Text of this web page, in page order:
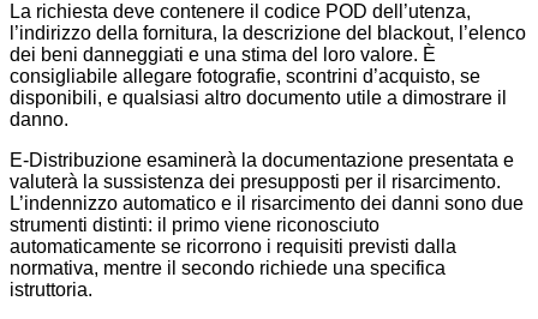
La richiesta deve contenere il codice POD dell’utenza,
l’indirizzo della fornitura, la descrizione del blackout, l’elenco
dei beni danneggiati e una stima del loro valore. È
consigliabile allegare fotografie, scontrini d’acquisto, se
disponibili, e qualsiasi altro documento utile a dimostrare il
danno.
E-Distribuzione esaminerà la documentazione presentata e
valuterà la sussistenza dei presupposti per il risarcimento.
L’indennizzo automatico e il risarcimento dei danni sono due
strumenti distinti: il primo viene riconosciuto
automaticamente se ricorrono i requisiti previsti dalla
normativa, mentre il secondo richiede una specifica
istruttoria.